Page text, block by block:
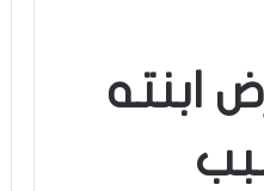
ابنته